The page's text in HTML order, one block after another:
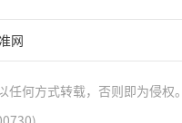
网
何方式转载，否则即为侵权。